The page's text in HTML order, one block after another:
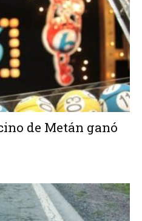
de Metán ganó